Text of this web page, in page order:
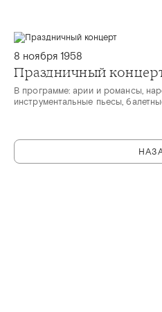
8 ноября 1958
Праздничный
В программе: арии и романсы,
инструментальные пьесы,